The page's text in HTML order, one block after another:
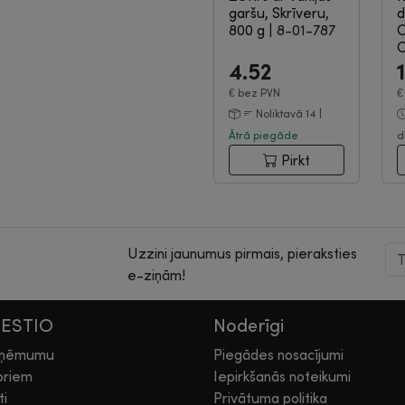
garšu, Skrīveru,
800 g
8-01-787
4.52
€ bez PVN
Noliktavā 14 |
Ātrā piegāde
Pirkt
€
Uzzini jaunumus pirmais, pieraksties
e-ziņām!
Noderīgi
Piegādes nosacījumi
Iepirkšanās noteikumi
Privātuma politika